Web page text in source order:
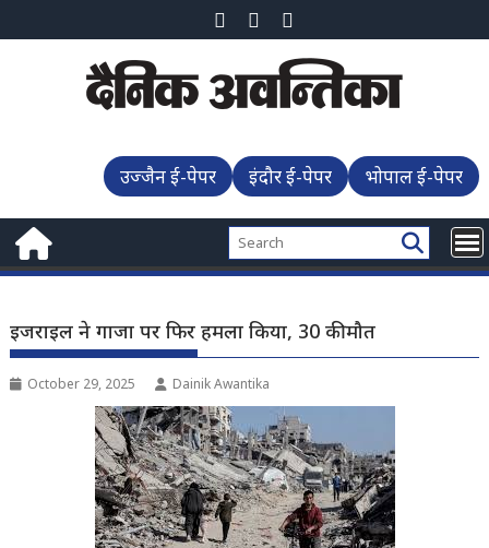
to
उज्जैन ई-पेपर इंदौर ई-पेपर भोपाल ई-पेपर
इजराइल ने गाजा पर फिर हमला किया, 30 की मौत
October 29, 2025 Dainik Awantika